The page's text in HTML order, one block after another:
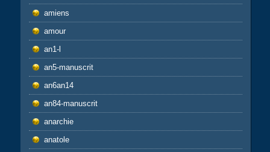
amiens
amour
an1-l
an5-manuscrit
an6an14
an84-manuscrit
anarchie
anatole